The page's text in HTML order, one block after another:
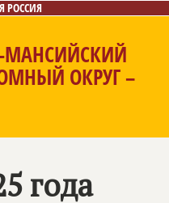
РОССИЯ
МАНСИЙСКИЙ
ОКРУГ –
года